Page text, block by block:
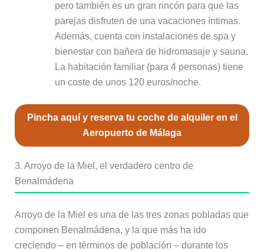
pero también es un gran rincón para que las
parejas disfruten de una vacaciones íntimas.
Además, cuenta con instalaciones de spa y
bienestar con bañera de hidromasaje y sauna.
La habitación familiar (para 4 personas) tiene
un coste de unos 120 euros/noche.
Pincha aquí y reserva tu coche de alquiler en el
Aeropuerto de Málaga
3. Arroyo de la Miel, el verdadero centro de
Benalmádena
Arroyo de la Miel es una de las tres zonas pobladas que
componen Benalmádena, y la que más ha ido
creciendo – en términos de población – durante los